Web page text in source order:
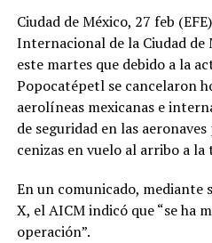
Ciudad de México, 27 feb
Internacional de la Ciudad
este martes que debido a la
Popocatépetl se cancelaron
aerolíneas mexicanas e
de seguridad en las
cenizas en vuelo al arribo a la
En un comunicado, mediante
X, el AICM indicó que “se ha
operación”.